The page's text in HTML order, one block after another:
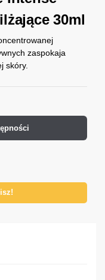
30ml
zaspokaja
skóry.